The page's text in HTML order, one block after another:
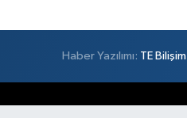
Haber Yazılımı: TE Bilişim